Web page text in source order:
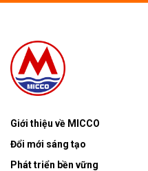
Giới thiệu về MICCO
Đổi mới sáng tạo
Phát triển bền vững